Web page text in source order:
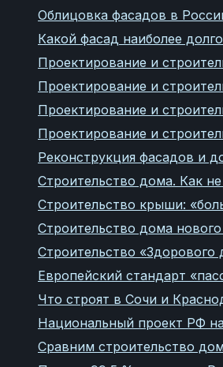
Облицовка фасадов в
Какой фасад наиболее
Проектирование и
Проектирование и
Проектирование и
Проектирование и
Реконструкция фасадов и
Строительство дома. Как
Строительство крыши:
Строительство дома
Строительство «Здорового
Европейский стандарт
Что строят в Сочи и
Национальный проект РФ
Сравним строительство